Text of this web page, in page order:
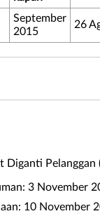
September
2015
26
Pelanggan
3 November
10 November